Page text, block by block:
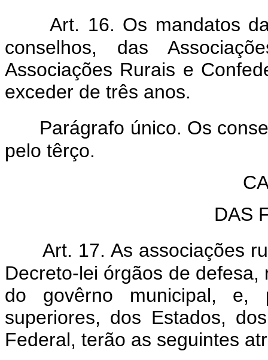
Art. 16. Os mandatos
conselhos, das
Associações Rurais e
exceder de três anos.
Parágrafo único. Os
pelo têrço.
DAS
Art. 17. As associações
Decreto-lei órgãos de
do govêrno municipal, e,
superiores, dos Estados,
Federal, terão as seguintes